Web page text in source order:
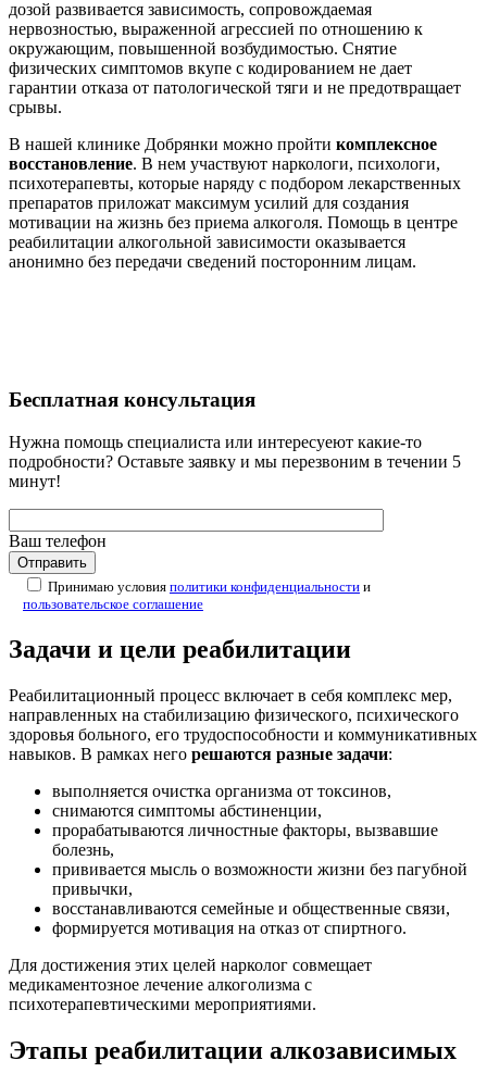
дозой развивается зависимость, сопровождаемая
нервозностью, выраженной агрессией по отношению к
окружающим, повышенной возбудимостью. Снятие
физических симптомов вкупе с кодированием не дает
гарантии отказа от патологической тяги и не предотвращает
срывы.
В нашей клинике Добрянки можно пройти комплексное
восстановление. В нем участвуют наркологи, психологи,
психотерапевты, которые наряду с подбором лекарственных
препаратов приложат максимум усилий для создания
мотивации на жизнь без приема алкоголя. Помощь в центре
реабилитации алкогольной зависимости оказывается
анонимно без передачи сведений посторонним лицам.
Бесплатная консультация
Нужна помощь специалиста или интересуеют какие-то
подробности? Оставьте заявку и мы перезвоним в течении 5
минут!
Ваш телефон
Принимаю условия политики конфиденциальности и
пользовательское соглашение
Задачи и цели реабилитации
Реабилитационный процесс включает в себя комплекс мер,
направленных на стабилизацию физического, психического
здоровья больного, его трудоспособности и коммуникативных
навыков. В рамках него решаются разные задачи:
выполняется очистка организма от токсинов,
снимаются симптомы абстиненции,
прорабатываются личностные факторы, вызвавшие
болезнь,
прививается мысль о возможности жизни без пагубной
привычки,
восстанавливаются семейные и общественные связи,
формируется мотивация на отказ от спиртного.
Для достижения этих целей нарколог совмещает
медикаментозное лечение алкоголизма с
психотерапевтическими мероприятиями.
Этапы реабилитации алкозависимых